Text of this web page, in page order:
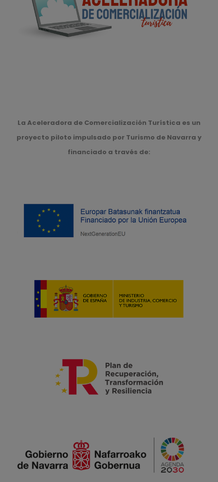
La Aceleradora de Comercialización Turística es un
proyecto piloto impulsado por Turismo de Navarra y
financiado a través de: